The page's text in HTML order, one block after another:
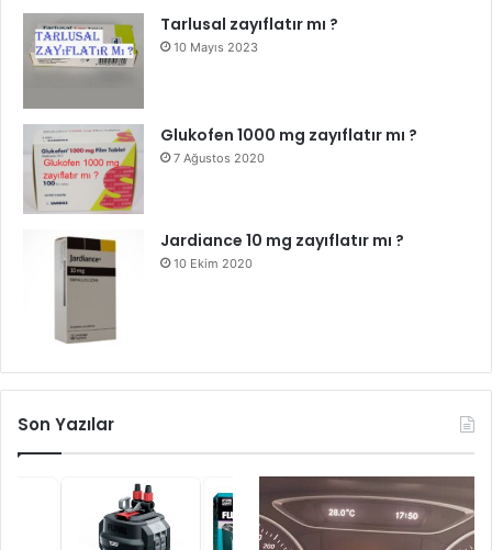
Tarlusal zayıflatır mı ?
10 Mayıs 2023
Glukofen 1000 mg zayıflatır mı ?
7 Ağustos 2020
Jardiance 10 mg zayıflatır mı ?
10 Ekim 2020
Son Yazılar